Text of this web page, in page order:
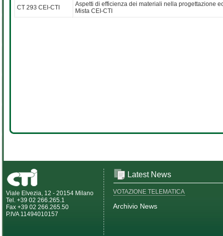
CT 293 CEI-CTI
Aspetti di efficienza dei materiali nella progettazione
Mista CEI-CTI
Viale Elvezia, 12 - 20154 Milano
Tel. +39 02 266.265.1
Fax +39 02 266.265.50
P.IVA 11494010157
Latest News
VOTAZIONE TELEMATICA
Archivio News